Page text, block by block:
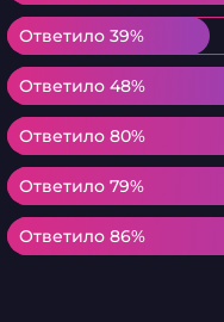
Ответило 39%
Ответило 39%
Ответило 48%
Ответило 48%
Ответило 80%
Ответило 80%
Ответило 79%
Ответило 79%
Ответило 86%
Ответило 86%